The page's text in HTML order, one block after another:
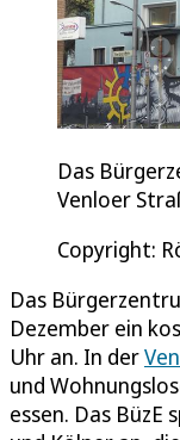
Das
Venloer
Copyright:
Das
Dezember ein
Uhr an. In der
und
essen. Das BüzE